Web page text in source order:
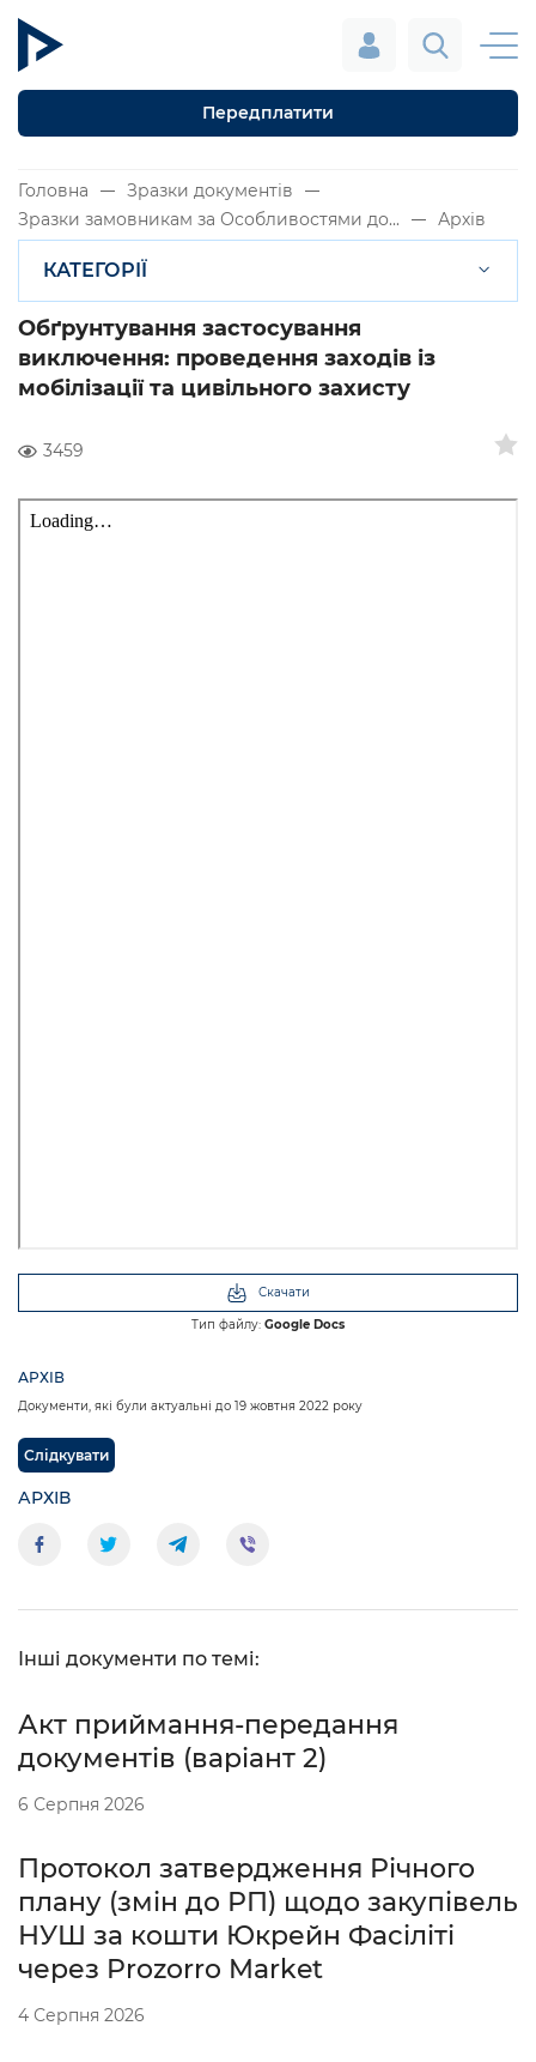
Передплатити
Головна
Зразки документів
Зразки замовникам за Особливостями до...
Архів
КАТЕГОРІЇ
Обґрунтування застосування
виключення: проведення заходів із
мобілізації та цивільного захисту
3459
Скачати
Тип файлу: Google Docs
АРХІВ
Документи, які були актуальні до 19 жовтня 2022 року
Слідкувати
АРХІВ
Інші документи по темі:
Акт приймання-передання
документів (варіант 2)
6 Серпня 2026
Протокол затвердження Річного
плану (змін до РП) щодо закупівель
НУШ за кошти Юкрейн Фасіліті
через Prozorro Market
4 Серпня 2026